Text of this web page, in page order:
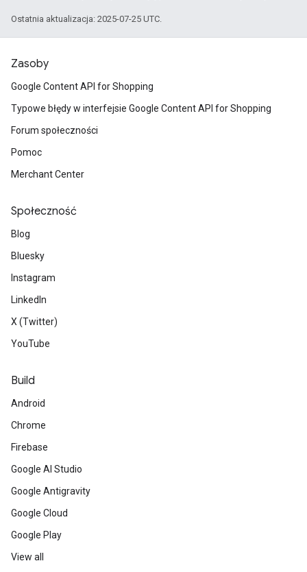
Ostatnia aktualizacja: 2025-07-25 UTC.
Zasoby
Google Content API for Shopping
Typowe błędy w interfejsie Google Content API for Shopping
Forum społeczności
Pomoc
Merchant Center
Społeczność
Blog
Bluesky
Instagram
LinkedIn
X (Twitter)
YouTube
Build
Android
Chrome
Firebase
Google AI Studio
Google Antigravity
Google Cloud
Google Play
View all